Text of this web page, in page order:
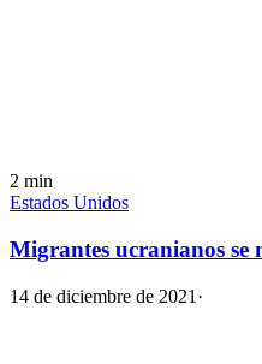
2 min
Estados Unidos
Migrantes ucranianos se
14 de diciembre de 2021 ·